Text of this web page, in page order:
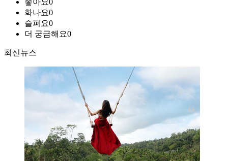
좋아요0
화나요0
슬퍼요0
더 궁금해요0
최신뉴스